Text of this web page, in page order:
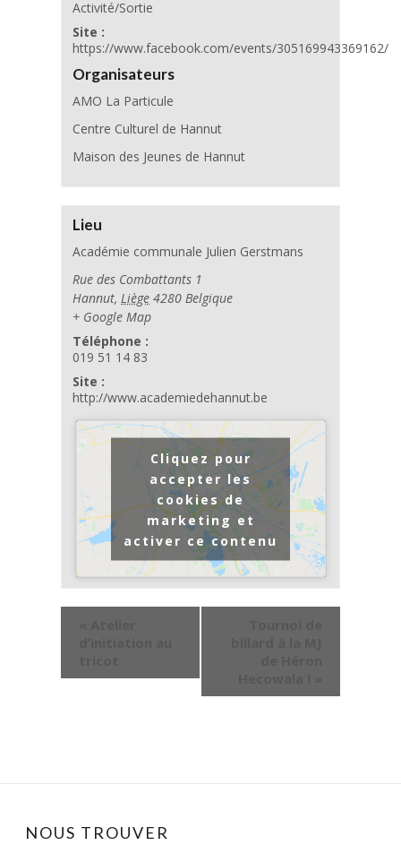
Activité/Sortie
Site :
https://www.facebook.com/events/305169943369162/
Organisateurs
AMO La Particule
Centre Culturel de Hannut
Maison des Jeunes de Hannut
Lieu
Académie communale Julien Gerstmans
Rue des Combattants 1
Hannut, Liège 4280 Belgique
+ Google Map
Téléphone :
019 51 14 83
Site :
http://www.academiedehannut.be
Cliquez pour
accepter les
cookies de
marketing et
activer ce contenu
NOUS TROUVER